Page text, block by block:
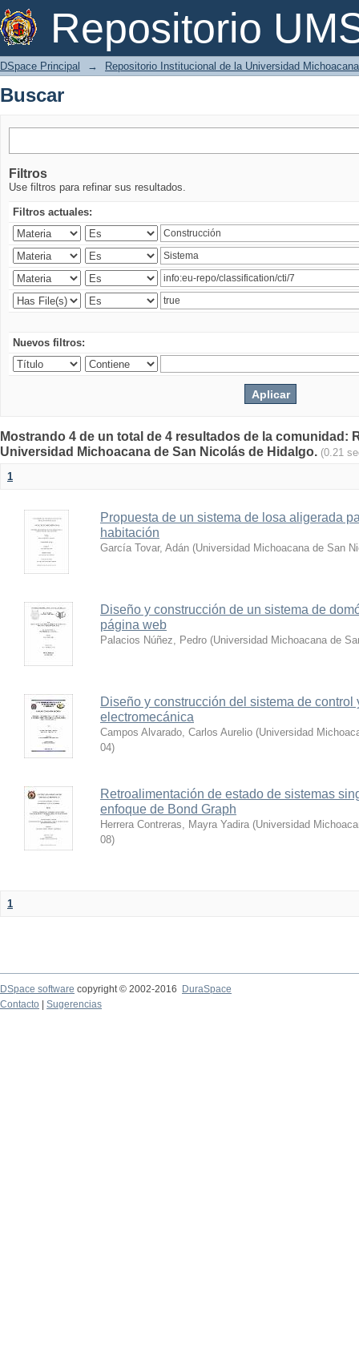
Repositorio
Buscar
DSpace Principal → Repositorio Institucional de la Universidad
Buscar
Filtros
Use filtros para refinar sus resultados.
Filtros actuales:
Nuevos filtros:
Mostrando 4 de un total de 4 resultados de la comunidad:
Universidad Michoacana de San Nicolás de Hidalgo. (0.21
1
Propuesta de un sistema de losa aligerada
habitación
García Tovar, Adán (Universidad Michoacana de San
Diseño y construcción de un sistema de
página web
Palacios Núñez, Pedro (Universidad Michoacana de
Diseño y construcción del sistema de
electromecánica
Campos Alvarado, Carlos Aurelio (Universidad
04)
Retroalimentación de estado de sistemas
enfoque de Bond Graph
Herrera Contreras, Mayra Yadira (Universidad
08)
1
DSpace software copyright © 2002-2016
DuraSpace
Contacto
Sugerencias